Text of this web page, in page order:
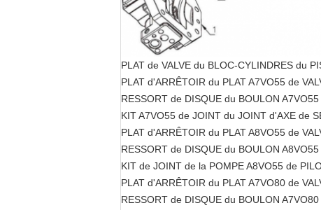
PLAT de VALVE du BLOC-CYLINDRES du
PLAT d'ARRÊTOIR du PLAT A7VO55 de
RESSORT de DISQUE du BOULON
KIT A7VO55 de JOINT du JOINT d'AXE de
PLAT d'ARRÊTOIR du PLAT A8VO55 de
RESSORT de DISQUE du BOULON
KIT de JOINT de la POMPE A8VO55 de
PLAT d'ARRÊTOIR du PLAT A7VO80 de
RESSORT de DISQUE du BOULON